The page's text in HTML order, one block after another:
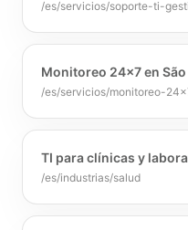
/es/servicios/soporte-ti-
Monitoreo 24×7 en
/es/servicios/monitoreo-
TI para clínicas y
/es/industrias/salud